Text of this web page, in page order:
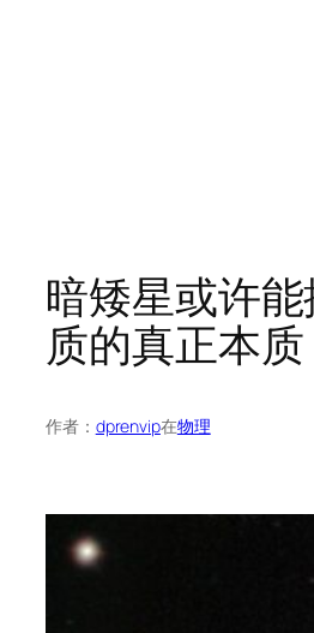
暗矮星或许
质的真正本质
作者： dprenvip在物理